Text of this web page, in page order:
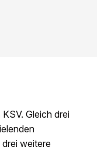
Gleich drei
weitere